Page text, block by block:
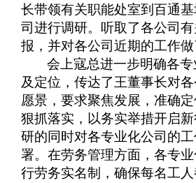
长带领有关职能处室到百通
司进行调研。听取了各公司
报，并对各公司近期的工作做
会上寇总进一步明确各
及定位，传达了王董事长对
愿景，要求聚焦发展，准确定
狠抓落实，以务实举措开启
研的同时对各专业化公司的
署。在劳务管理方面，各专
行劳务实名制，确保每名工